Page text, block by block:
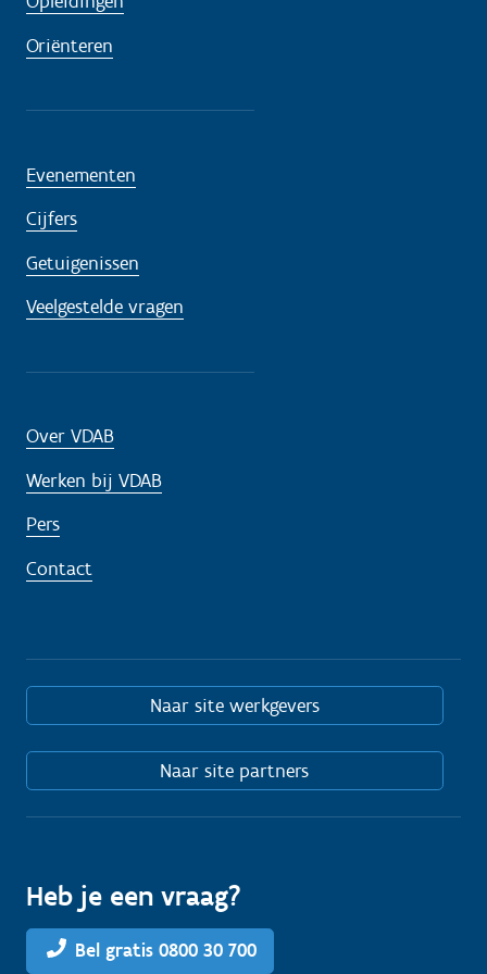
Oriënteren
Evenementen
Cijfers
Getuigenissen
Veelgestelde vragen
Over VDAB
Werken bij VDAB
Pers
Contact
Naar site werkgevers
Naar site partners
Heb je een vraag?
Bel gratis 0800 30 700